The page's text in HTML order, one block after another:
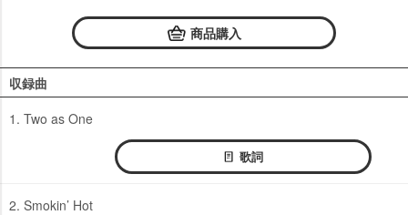
商品購入
収録曲
1. Two as One
歌詞
2. Smokin’ Hot